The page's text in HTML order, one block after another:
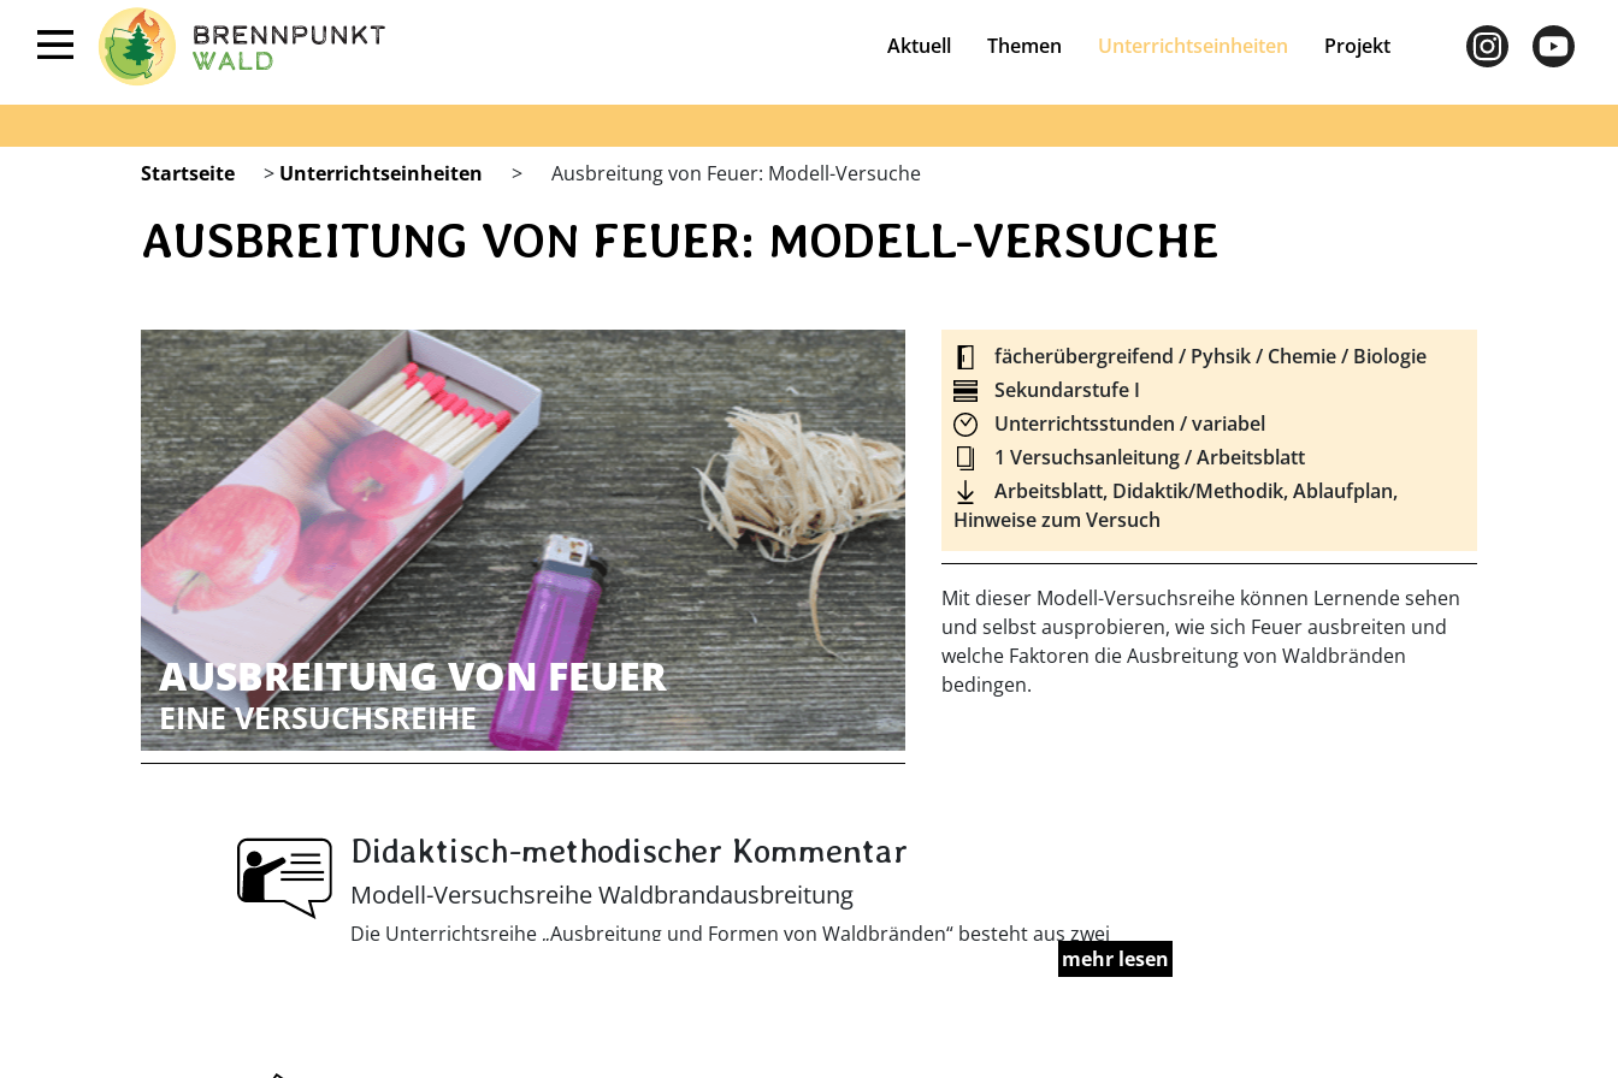
Aktuell Themen Unterrichtseinheiten Projekt
Startseite > Unterrichtseinheiten > Ausbreitung von Feuer: Modell-Versuche
AUSBREITUNG VON FEUER: MODELL-VERSUCHE
AUSBREITUNG VON FEUER
EINE VERSUCHSREIHE
fächerübergreifend / Pyhsik / Chemie / Biologie
Sekundarstufe I
Unterrichtsstunden / variabel
1 Versuchsanleitung / Arbeitsblatt
Arbeitsblatt, Didaktik/Methodik, Ablaufplan,
Hinweise zum Versuch
Mit dieser Modell-Versuchsreihe können Lernende sehen
und selbst ausprobieren, wie sich Feuer ausbreiten und
welche Faktoren die Ausbreitung von Waldbränden
bedingen.
Didaktisch-methodischer Kommentar
Modell-Versuchsreihe Waldbrandausbreitung
Die Unterrichtsreihe „Ausbreitung und Formen von Waldbränden“ besteht aus zwei
Unterrichtseinheiten. Die erste Unterrichtseinheit beschäftigt sich mit der Frage, wie sich
mehr lesen